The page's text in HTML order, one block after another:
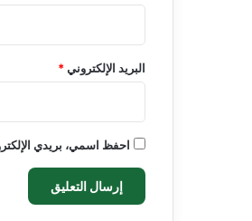
البريد الإلكتروني*
احفظ اسمي، بريدي